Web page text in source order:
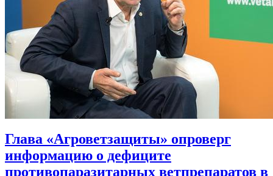
Глава «Агроветзащиты» опроверг
информацию о дефиците
противопаразитарных ветпрепаратов в